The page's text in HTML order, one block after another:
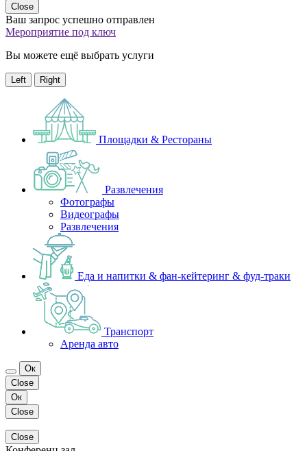
Close
Ваш запрос успешно отправлен
Мероприятие под ключ
Вы можете ещё выбрать услуги
Left Right
Площадки & Рестораны
Развлечения
Фотографы
Видеографы
Развлечения
Еда и напитки & фан-кейтеринг & фуд-траки
Транспорт
Аренда авто
Ок
Close
Ок
Close
Close